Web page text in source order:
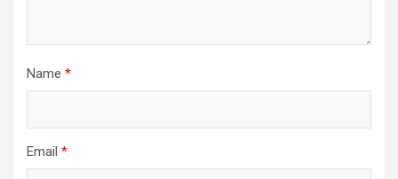
Name *
Email *